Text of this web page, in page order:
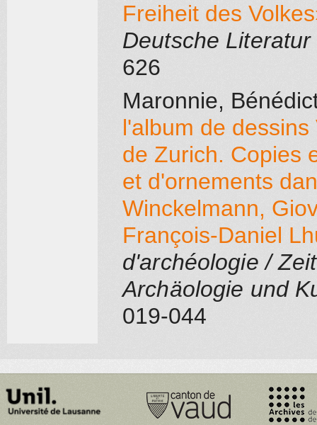
Freiheit des
Deutsche
626
Maronnie,
l'album de
de Zurich. Copies
et d'ornements
Winckelmann,
François-Daniel
d'archéologie /
Archäologie und
019-044